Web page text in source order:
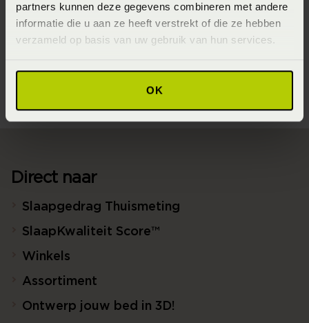
partners kunnen deze gegevens combineren met andere
informatie die u aan ze heeft verstrekt of die ze hebben
verzameld op basis van uw gebruik van hun services.
OK
dekbedovertrek kunt genieten. Het dekbedovertrek kan op
lage temperatuur gedroogd worden in de droger. Haal het
direct uit zodat het zo min mogelijk kreukt en je niet hoeft te
strijken. Indien nodig kan het op hoge temperatuur gestreken
Direct naar
Slaapgedrag Thuismeting
SlaapKwaliteit Score™
Winkels
Assortiment
Ontwerp jouw bed in 3D!